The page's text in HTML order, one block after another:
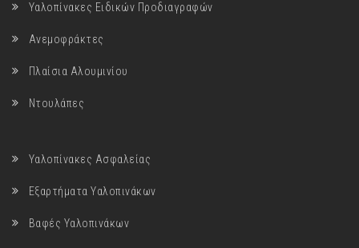
Υαλοπίνακες Ειδικών Προδιαγραφών
Ανεμοφράκτες
Πλαίσια Αλουμινίου
Ντουλάπες
Υαλοπίνακες Ασφαλείας
Εξαρτήματα Υαλοπινάκων
Βαφές Υαλοπινάκων